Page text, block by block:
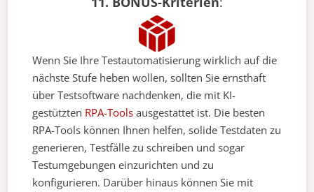
Wenn Sie Ihre Testautomatisierung wirklich auf die
nächste Stufe heben wollen, sollten Sie ernsthaft
über Testsoftware nachdenken, die mit KI-
gestützten RPA-Tools ausgestattet ist. Die besten
RPA-Tools können Ihnen helfen, solide Testdaten zu
generieren, Testfälle zu schreiben und sogar
Testumgebungen einzurichten und zu
konfigurieren. Darüber hinaus können Sie mit